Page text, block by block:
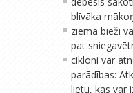
blīvāka
ziemā bieži
pat
cikloni var
parādības:
lietu, kas var